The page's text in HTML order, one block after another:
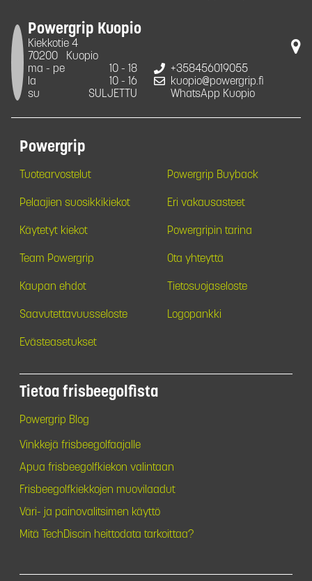
Powergrip Kuopio
Kiekkotie 4
70200
Kuopio
ma - pe
10 - 18
la
10 - 16
su
SULJETTU
+358456019055
kuopio@powergrip.fi
WhatsApp Kuopio
Powergrip
Tuotearvostelut Powergrip Buyback
Pelaajien suosikkikiekot Eri vakausasteet
Käytetyt kiekot Powergripin tarina
Team Powergrip Ota yhteyttä
Kaupan ehdot Tietosuojaseloste
Saavutettavuusseloste Logopankki
Evästeasetukset
Tietoa frisbeegolfista
Powergrip Blog
Vinkkejä frisbeegolfaajalle
Apua frisbeegolfkiekon valintaan
Frisbeegolfkiekkojen muovilaadut
Väri- ja painovalitsimen käyttö
Mitä TechDiscin heittodata tarkoittaa?